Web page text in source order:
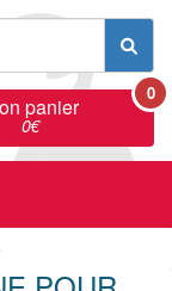
panier
0€
0